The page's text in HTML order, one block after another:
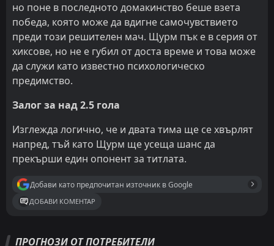
но поне в последното домакинство беше взета
победа, която може да вдигне самочувствието
преди този решителен мач. Щурм пък е в серия от
хиксове, но не е губил от доста време и това може
да служи като известно психологическо
предимство.
Залог за над 2.5 гола
Изглежда логично, че и двата тима ще се хвърлят
напред, тъй като Щурм ще усеща шанс да
прекърши един опонент за титлата.
Добави като предпочитан източник в Google
ДОБАВИ КОМЕНТАР
ПРОГНОЗИ ОТ ПОТРЕБИТЕЛИ